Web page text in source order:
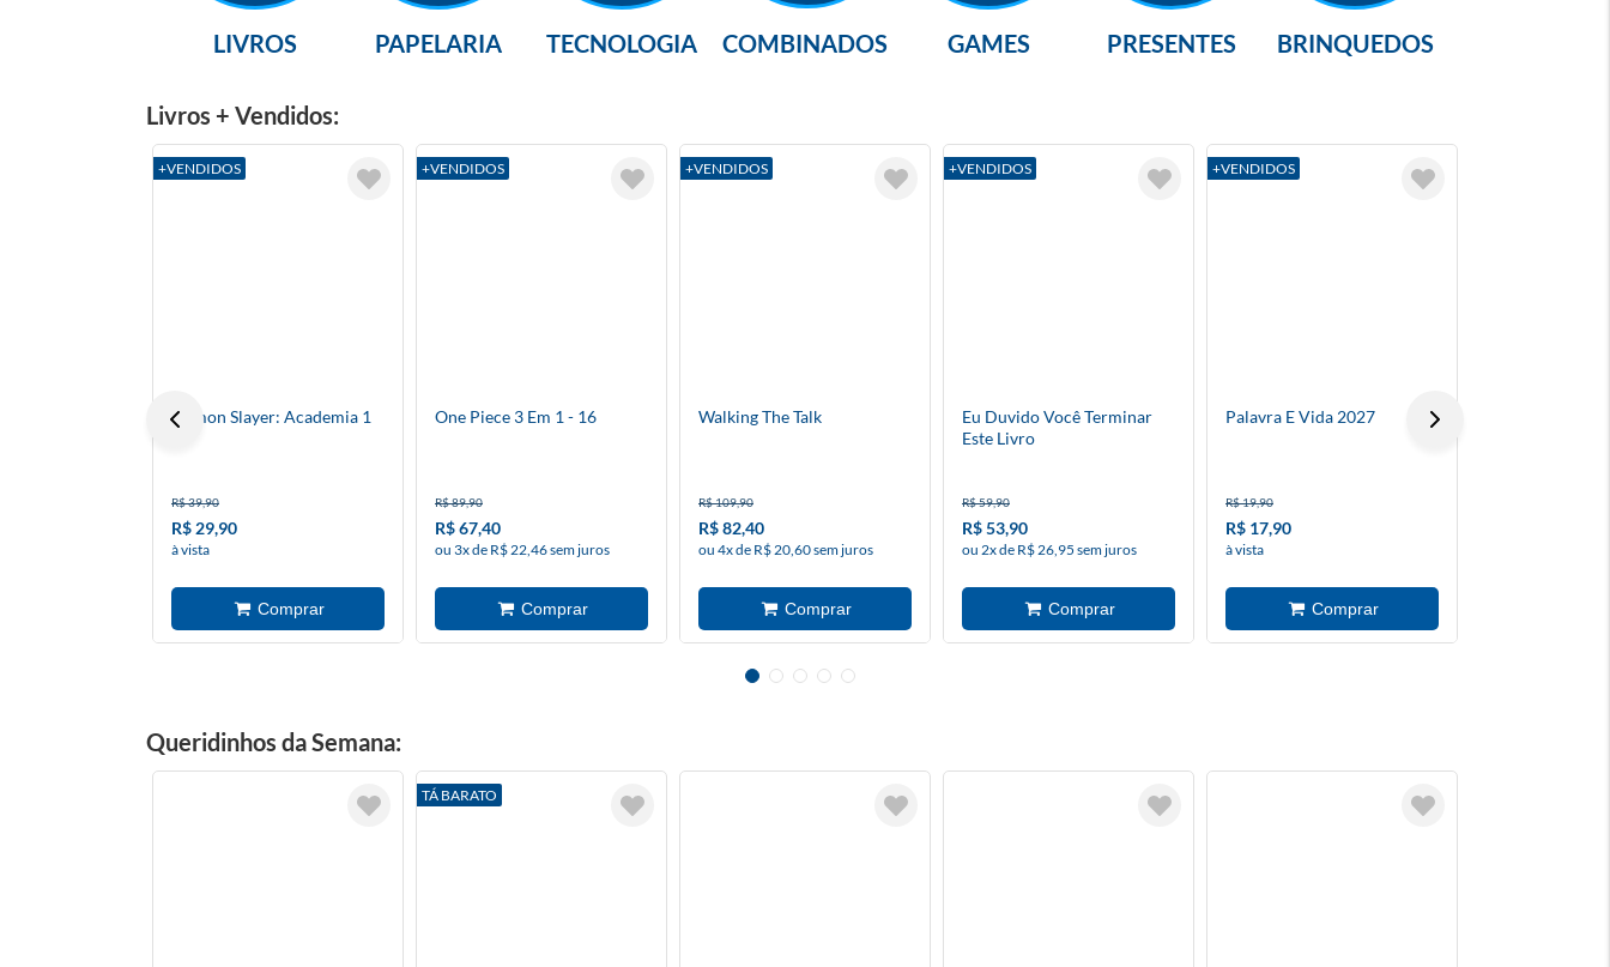
LIVROS PAPELARIA TECNOLOGIA COMBINADOS GAMES PRESENTES BRINQUEDOS
Livros + Vendidos:
+VENDIDOS
Demon Slayer: Academia 1
R$ 39,90
R$ 29,90
à vista
+VENDIDOS
One Piece 3 Em 1 - 16
R$ 89,90
R$ 67,40
ou 3x de R$ 22,46 sem juros
+VENDIDOS
Walking The Talk
R$ 109,90
R$ 82,40
ou 4x de R$ 20,60 sem juros
+VENDIDOS
Eu Duvido Você Terminar
Este Livro
R$ 59,90
R$ 53,90
ou 2x de R$ 26,95 sem juros
+VENDIDOS
Palavra E Vida 2027
R$ 19,90
R$ 17,90
à vista
Queridinhos da Semana:
TÁ BARATO